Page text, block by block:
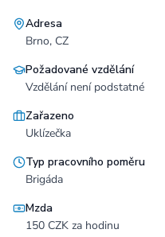
Adresa
Brno, CZ
Požadované vzdělání
Vzdělání není podstatné
Zařazeno
Uklízečka
Typ pracovního poměru
Brigáda
Mzda
150 CZK za hodinu